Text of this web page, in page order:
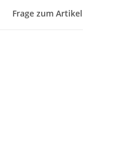
Frage zum Artikel